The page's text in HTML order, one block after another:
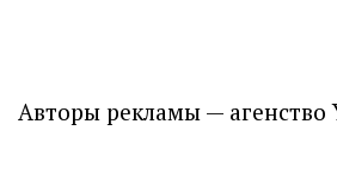
Авторы рекламы — агенство